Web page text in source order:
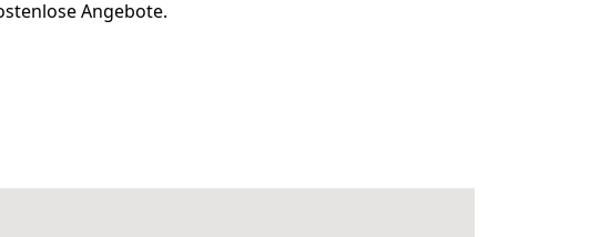
Angebote.